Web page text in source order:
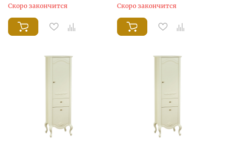
Скоро закончится Скоро закончится